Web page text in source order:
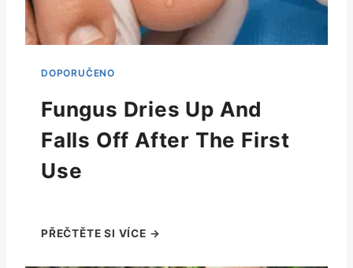
Fungus Dries Up And
Falls Off After The First
Use